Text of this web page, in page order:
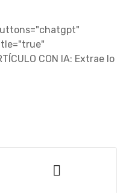
CON IA: Extrae lo